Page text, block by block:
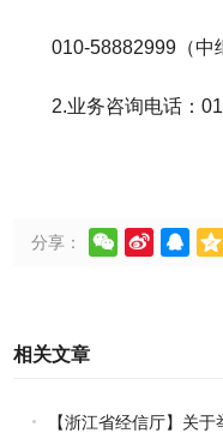
010-58882999（中
2.业务咨询电话：
分享：    
相关文章
【浙江省经信厅】关